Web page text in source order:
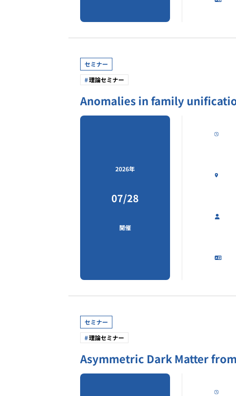
セミナー
理論セミナー
Anomalies in family
2026年
07/28
開催
セミナー
理論セミナー
Asymmetric Dark Matter